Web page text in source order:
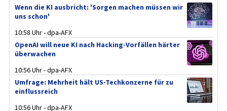
Wenn die KI ausbricht: 'Sorgen machen müssen wir
uns schon'
10:58 Uhr - dpa-AFX
OpenAI will neue KI nach Hacking-Vorfällen härter
überwachen
10:56 Uhr - dpa-AFX
Umfrage: Mehrheit hält US-Techkonzerne für zu
einflussreich
10:56 Uhr - dpa-AFX